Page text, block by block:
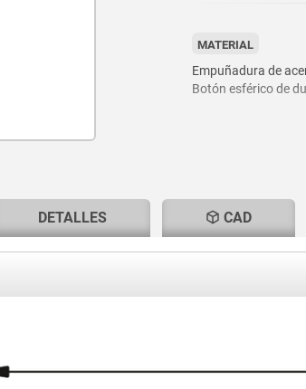
MATERIAL
Empuñadura de
Botón esférico de
DETALLES CAD